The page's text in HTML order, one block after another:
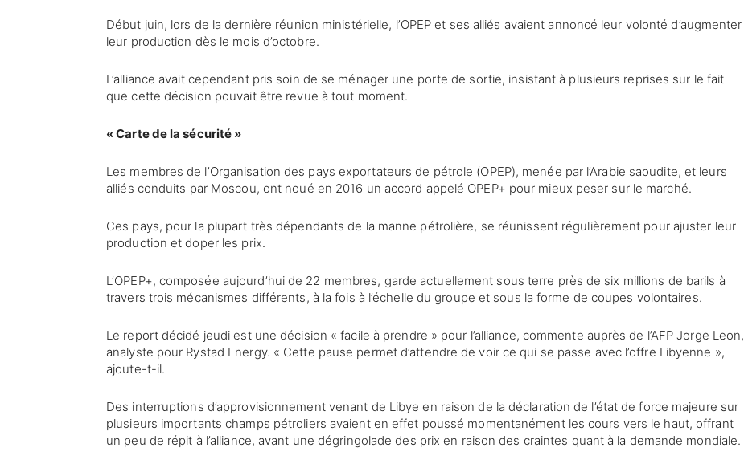
Début juin, lors de la dernière réunion ministérielle, l’OPEP et ses alliés avaient annoncé leur volonté d’augmenter
leur production dès le mois d’octobre.
L’alliance avait cependant pris soin de se ménager une porte de sortie, insistant à plusieurs reprises sur le fait
que cette décision pouvait être revue à tout moment.
« Carte de la sécurité »
Les membres de l’Organisation des pays exportateurs de pétrole (OPEP), menée par l’Arabie saoudite, et leurs
alliés conduits par Moscou, ont noué en 2016 un accord appelé OPEP+ pour mieux peser sur le marché.
Ces pays, pour la plupart très dépendants de la manne pétrolière, se réunissent régulièrement pour ajuster leur
production et doper les prix.
L’OPEP+, composée aujourd’hui de 22 membres, garde actuellement sous terre près de six millions de barils à
travers trois mécanismes différents, à la fois à l’échelle du groupe et sous la forme de coupes volontaires.
Le report décidé jeudi est une décision « facile à prendre » pour l’alliance, commente auprès de l’AFP Jorge Leon,
analyste pour Rystad Energy. « Cette pause permet d’attendre de voir ce qui se passe avec l’offre Libyenne »,
ajoute-t-il.
Des interruptions d’approvisionnement venant de Libye en raison de la déclaration de l’état de force majeure sur
plusieurs importants champs pétroliers avaient en effet poussé momentanément les cours vers le haut, offrant
un peu de répit à l’alliance, avant une dégringolade des prix en raison des craintes quant à la demande mondiale.